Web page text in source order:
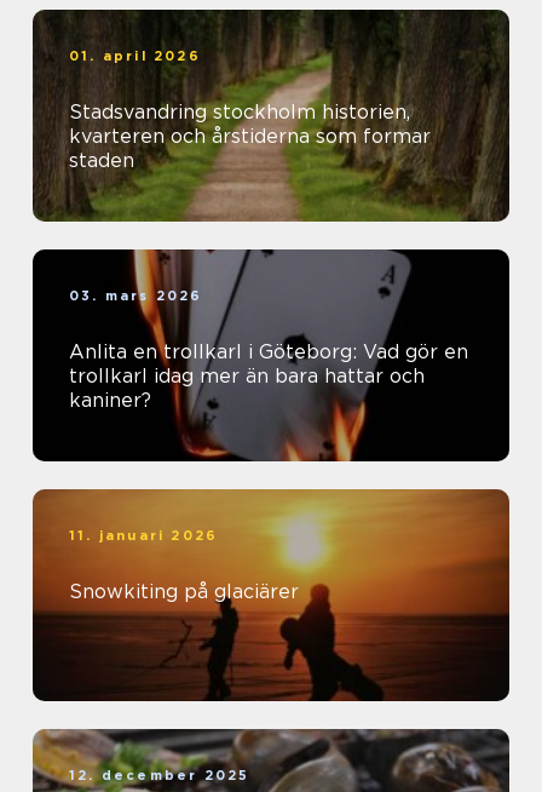
01. april 2026
Stadsvandring stockholm historien,
kvarteren och årstiderna som formar
staden
03. mars 2026
Anlita en trollkarl i Göteborg: Vad gör en
trollkarl idag mer än bara hattar och
kaniner?
11. januari 2026
Snowkiting på glaciärer
12. december 2025